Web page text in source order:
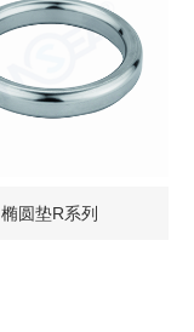
椭圆垫R系列